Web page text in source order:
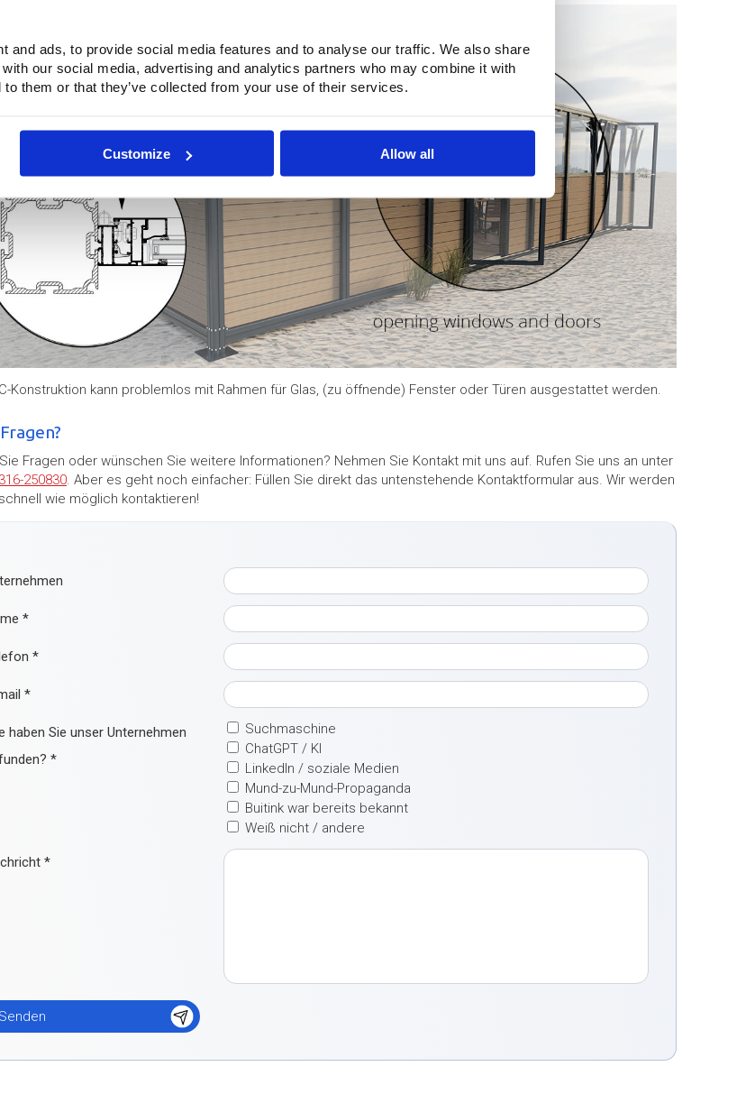
and ads, to provide social media features and to analyse our traffic. We also share
our social media, advertising and analytics partners who may combine it with
to them or that they’ve collected from your use of their services.
Customize Allow all
Konstruktion kann problemlos mit Rahmen für Glas, (zu öffnende) Fenster oder Türen ausgestattet werden.
Fragen oder wünschen Sie weitere Informationen? Nehmen Sie Kontakt mit uns auf. Rufen Sie uns an unter
250830. Aber es geht noch einfacher: Füllen Sie direkt das untenstehende Kontaktformular aus. Wir werden
wie möglich kontaktieren!
*
*
*
haben Sie unser Unternehmen
*
Suchmaschine
ChatGPT / KI
LinkedIn / soziale Medien
Mund-zu-Mund-Propaganda
Buitink war bereits bekannt
Weiß nicht / andere
*